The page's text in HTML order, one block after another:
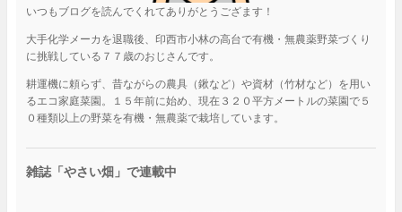
いつもブログを読んでくれてありがとうござます！
大手化学メーカを退職後、印西市小林の高台で有機・無農薬野菜づくり
に挑戦している７７歳のおじさんです。
耕運機に頼らず、昔ながらの農具（鍬など）や資材（竹材など）を用い
るエコ家庭菜園。１５年前に始め、現在３２０平方メートルの菜園で５
０種類以上の野菜を有機・無農薬で栽培しています。
雑誌「やさい畑」で連載中